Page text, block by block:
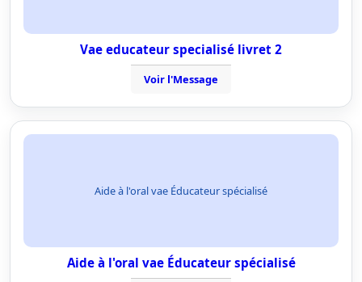
Vae educateur specialisé livret 2
Voir l'Message
Aide à l'oral vae Éducateur spécialisé
Aide à l'oral vae Éducateur spécialisé